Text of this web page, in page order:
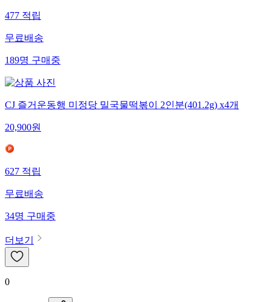
477적립
무료배송
189명구매중
CJ 즐거운동행 미정당 밀국물떡볶이 2인분(401.2g) x4개
20,900원
627적립
무료배송
34명구매중
더보기
0